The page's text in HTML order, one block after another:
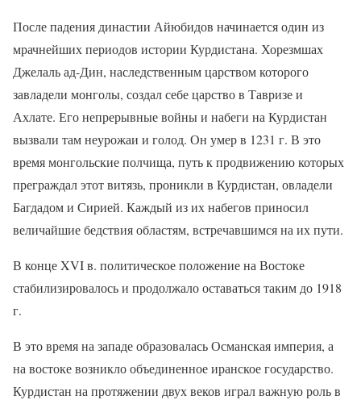
После падения династии Айюбидов начинается один из
мрачнейших периодов истории Курдистана. Хорезмшах
Джелаль ад-Дин, наследственным царством которого
завладели монголы, создал себе царство в Тавризе и
Ахлате. Его непрерывные войны и набеги на Курдистан
вызвали там неурожаи и голод. Он умер в 1231 г. В это
время монгольские полчища, путь к продвижению которых
преграждал этот витязь, проникли в Курдистан, овладели
Багдадом и Сирией. Каждый из их набегов приносил
величайшие бедствия областям, встречавшимся на их пути.
В концеXVIв. политическое положение на Востоке
стабилизировалось и продолжало оставаться таким до 1918
г.
В это время на западе образовалась Османская империя, а
на востоке возникло объединенное иранское государство.
Курдистан на протяжении двух веков играл важную роль в